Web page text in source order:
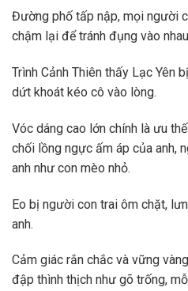
Đường phố tấp nập, mọi người
chậm lại để tránh đụng vào
Trình Cảnh Thiên thấy Lạc Yên
dứt khoát kéo cô vào lòng.
Vóc dáng cao lớn chính là ưu
chối lồng ngực ấm áp của anh,
anh như con mèo nhỏ.
Eo bị người con trai ôm chặt,
anh.
Cảm giác rắn chắc và vững
đập thình thịch như gõ trống,